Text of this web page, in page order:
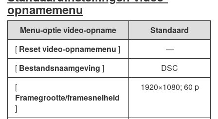
opnamemenu
Menu-optie video-opname
Standaard
[ Reset video-opnamemenu ]
—
[ Bestandsnaamgeving ]
DSC
[
Framegrootte/framesnelheid
]
1920×1080; 60 p